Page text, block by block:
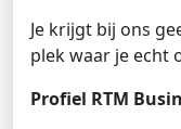
Je krijgt bij ons
plek waar je echt
Profiel RTM